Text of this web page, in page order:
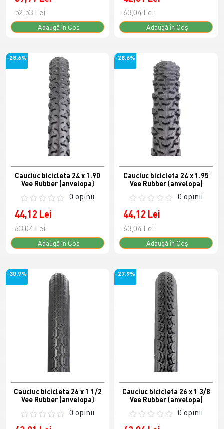
52,53 Lei
Adaugă în Coş
63,04 Lei
Adaugă în Coş
-28.6%
Cauciuc bicicleta 24 x 1.90
Vee Rubber (anvelopa)
0 opinii
44,12 Lei
63,04 Lei
Adaugă în Coş
-28.6%
Cauciuc bicicleta 24 x 1.95
Vee Rubber (anvelopa)
0 opinii
44,12 Lei
63,04 Lei
Adaugă în Coş
-30.9%
Cauciuc bicicleta 26 x 1 1/2
Vee Rubber (anvelopa)
0 opinii
-27.9%
Cauciuc bicicleta 26 x 1 3/8
Vee Rubber (anvelopa)
0 opinii